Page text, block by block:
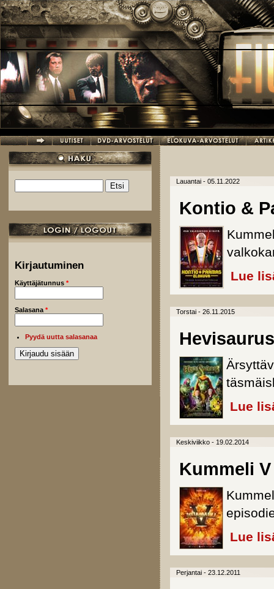
Hyppää pääsisältöön
Hakulomake
Kirjautuminen
Käyttäjätunnus *
Salasana *
Pyydä uutta salasanaa
Lauantai - 05.11.2022
Kontio &
Lue
Torstai - 26.11.2015
Lue
Keskiviikko - 19.02.2014
Kummeli V
Lue
Perjantai - 23.12.2011